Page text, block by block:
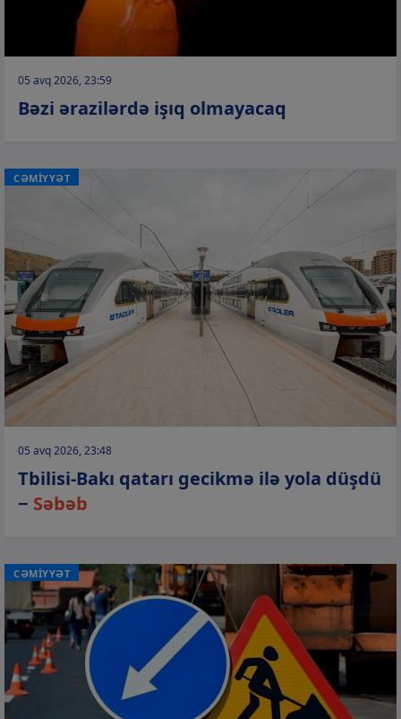
05 avq 2026, 23:59
Bəzi ərazilərdə işıq olmayacaq
CƏMİYYƏT
05 avq 2026, 23:48
Tbilisi-Bakı qatarı gecikmə ilə yola düşdü
− Səbəb
CƏMİYYƏT